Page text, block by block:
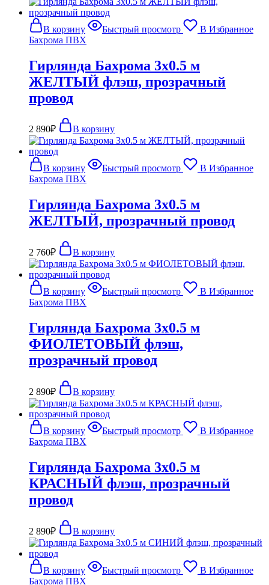
В корзину Быстрый просмотр
В Избранное
Бахрома ПВХ
Гирлянда Бахрома 3х0.5 м
ЖЕЛТЫЙ флэш, прозрачный
провод
2 890₽ В корзину
В корзину Быстрый просмотр
В Избранное
Бахрома ПВХ
Гирлянда Бахрома 3х0.5 м
ЖЕЛТЫЙ, прозрачный провод
2 760₽ В корзину
В корзину Быстрый просмотр
В Избранное
Бахрома ПВХ
Гирлянда Бахрома 3х0.5 м
ФИОЛЕТОВЫЙ флэш,
прозрачный провод
2 890₽ В корзину
В корзину Быстрый просмотр
В Избранное
Бахрома ПВХ
Гирлянда Бахрома 3х0.5 м
КРАСНЫЙ флэш, прозрачный
провод
2 890₽ В корзину
В корзину Быстрый просмотр
В Избранное
Бахрома ПВХ